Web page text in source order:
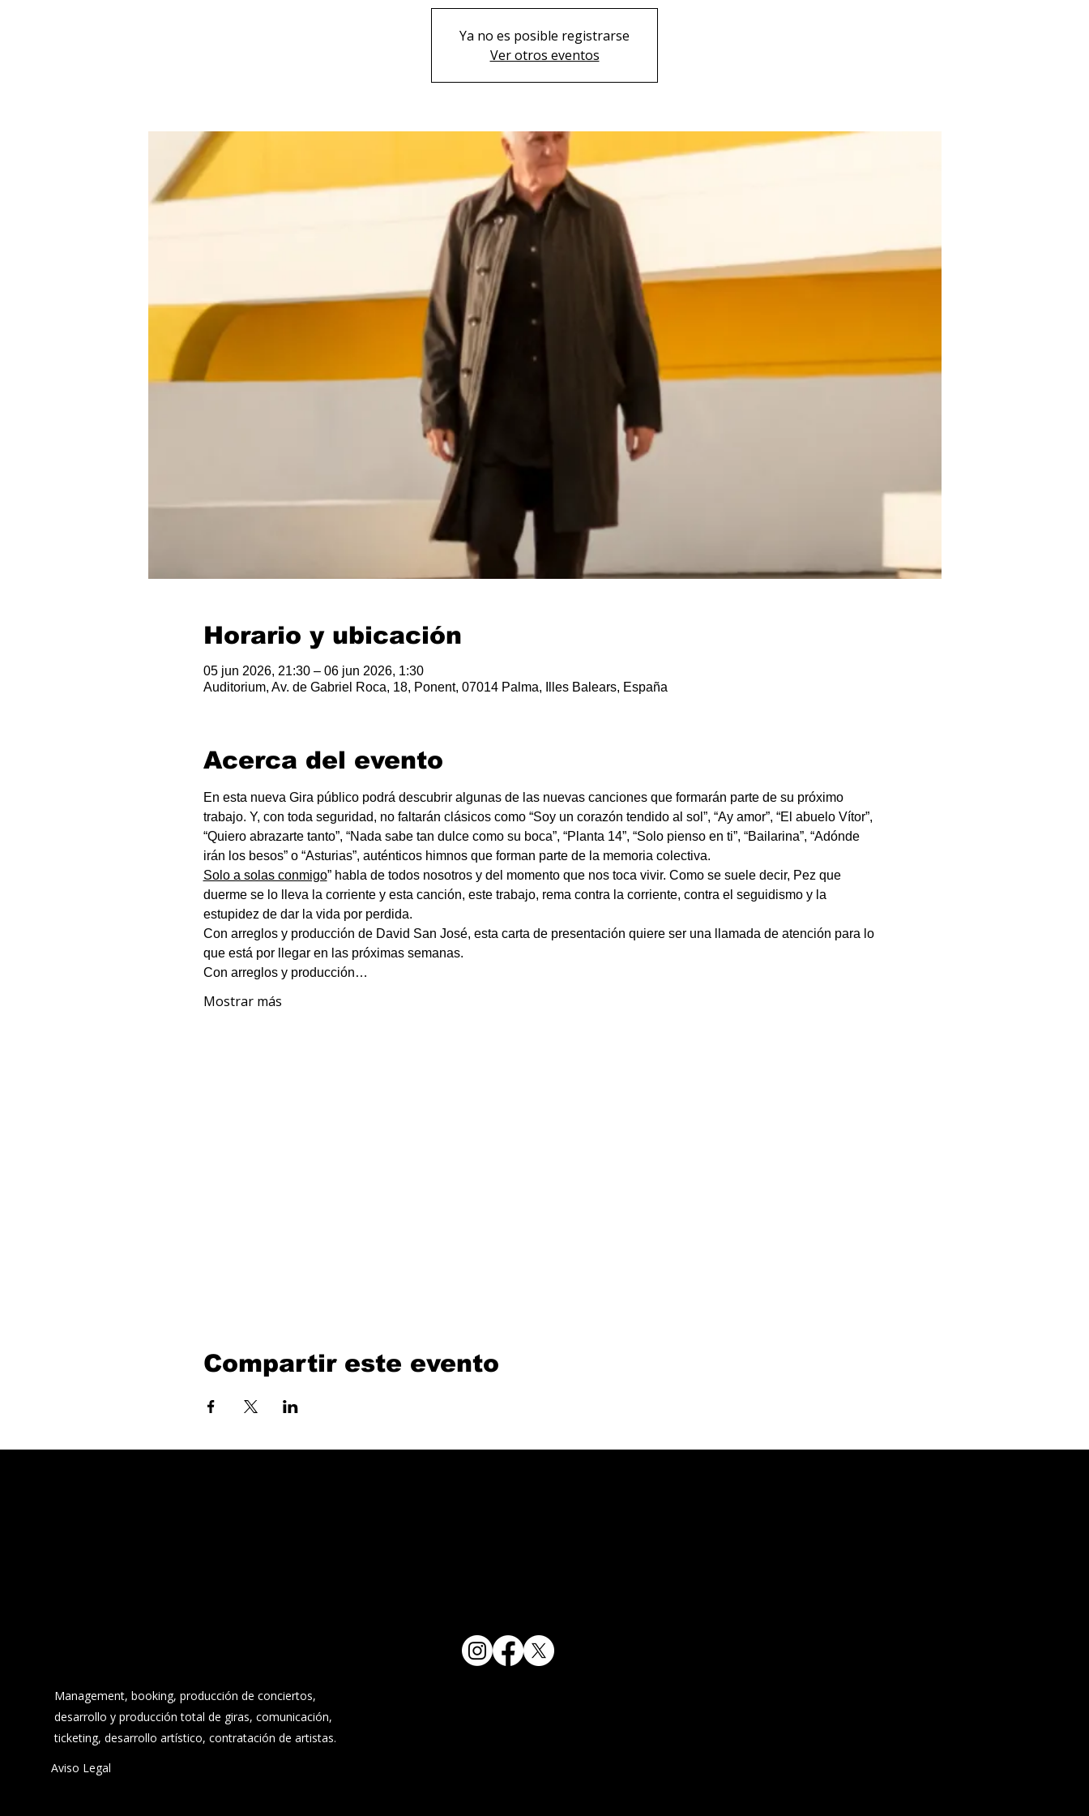
Ya no es posible registrarse
Ver otros eventos
Horario y ubicación
05 jun 2026, 21:30 – 06 jun 2026, 1:30
Auditorium, Av. de Gabriel Roca, 18, Ponent, 07014 Palma, Illes Balears, España
Acerca del evento
En esta nueva Gira público podrá descubrir algunas de las nuevas canciones que formarán parte de su próximo
trabajo. Y, con toda seguridad, no faltarán clásicos como “Soy un corazón tendido al sol”, “Ay amor”, “El abuelo Vítor”,
“Quiero abrazarte tanto”, “Nada sabe tan dulce como su boca”, “Planta 14”, “Solo pienso en ti”, “Bailarina”, “Adónde
irán los besos” o “Asturias”, auténticos himnos que forman parte de la memoria colectiva.
Solo a solas conmigo” habla de todos nosotros y del momento que nos toca vivir. Como se suele decir, Pez que
duerme se lo lleva la corriente y esta canción, este trabajo, rema contra la corriente, contra el seguidismo y la
estupidez de dar la vida por perdida.
Con arreglos y producción de David San José, esta carta de presentación quiere ser una llamada de atención para lo
que está por llegar en las próximas semanas.
Con arreglos y producción…
Mostrar más
Compartir este evento
Management, booking, producción de conciertos,
desarrollo y producción total de giras, comunicación,
ticketing, desarrollo artístico, contratación de artistas.
Aviso Legal